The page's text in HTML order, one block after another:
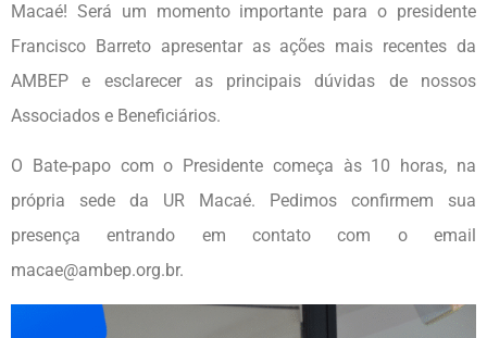
Macaé! Será um momento importante para o presidente
Francisco Barreto apresentar as ações mais recentes da
AMBEP e esclarecer as principais dúvidas de nossos
Associados e Beneficiários.
O Bate-papo com o Presidente começa às 10 horas, na
própria sede da UR Macaé. Pedimos confirmem sua
presença entrando em contato com o email
macae@ambep.org.br.